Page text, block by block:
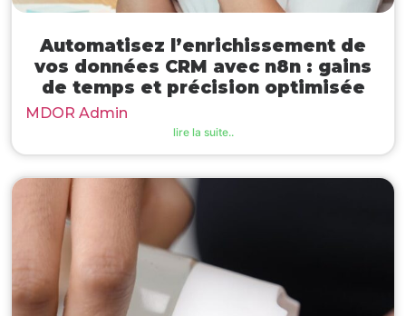
Automatisez l’enrichissement de
vos données CRM avec n8n : gains
de temps et précision optimisée
MDOR Admin
lire la suite..